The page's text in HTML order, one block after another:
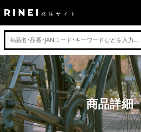
RINEI 発注サイト
商品詳細